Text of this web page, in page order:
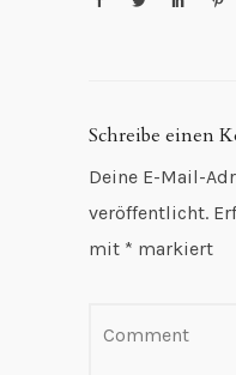
Schreibe einen
Deine E-Mail-
veröffentlicht.
mit * markiert